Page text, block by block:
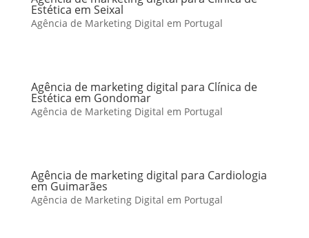
Estética em Seixal
Agência de Marketing Digital em Portugal
Agência de marketing digital para Clínica de
Estética em Gondomar
Agência de Marketing Digital em Portugal
Agência de marketing digital para Cardiologia
em Guimarães
Agência de Marketing Digital em Portugal